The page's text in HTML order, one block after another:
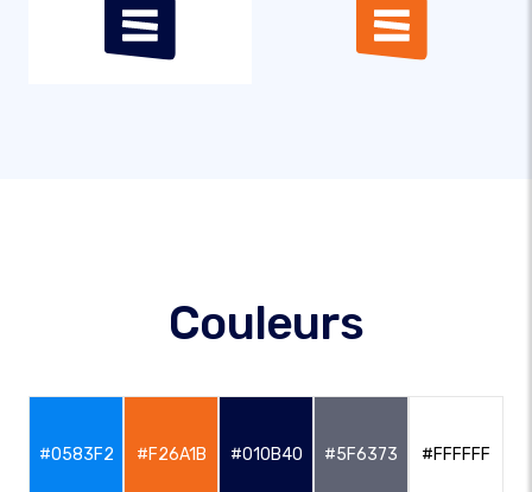
Couleurs
#0583F2 #F26A1B #010B40 #5F6373 #FFFFFF